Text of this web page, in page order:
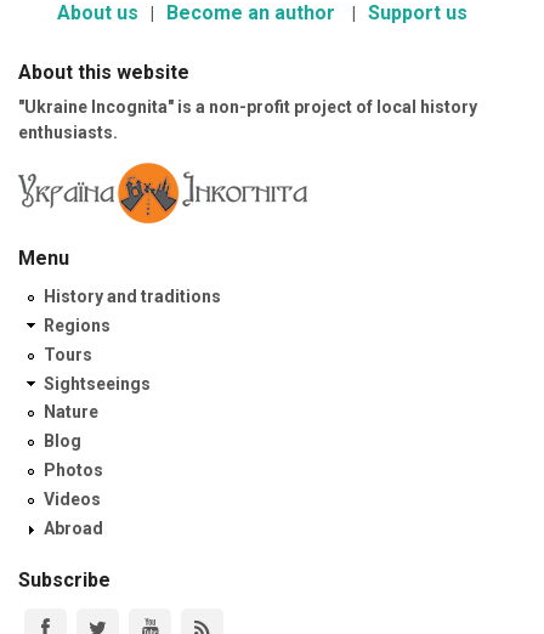
About us Become an author Support us
About this website
"Ukraine Incognita" is a non-profit project of local history
enthusiasts.
Menu
History and traditions
Regions
Tours
Sightseeings
Nature
Blog
Photos
Videos
Abroad
Subscribe